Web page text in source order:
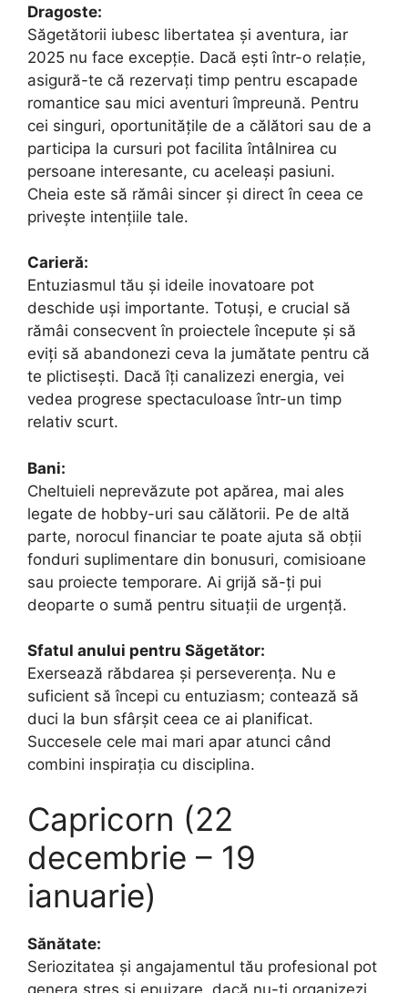
Dragoste:
Săgetătorii iubesc libertatea și aventura, iar
2025 nu face excepție. Dacă ești într-o relație,
asigură-te că rezervați timp pentru escapade
romantice sau mici aventuri împreună. Pentru
cei singuri, oportunitățile de a călători sau de a
participa la cursuri pot facilita întâlnirea cu
persoane interesante, cu aceleași pasiuni.
Cheia este să rămâi sincer și direct în ceea ce
privește intențiile tale.
Carieră:
Entuziasmul tău și ideile inovatoare pot
deschide uși importante. Totuși, e crucial să
rămâi consecvent în proiectele începute și să
eviți să abandonezi ceva la jumătate pentru că
te plictisești. Dacă îți canalizezi energia, vei
vedea progrese spectaculoase într-un timp
relativ scurt.
Bani:
Cheltuieli neprevăzute pot apărea, mai ales
legate de hobby-uri sau călătorii. Pe de altă
parte, norocul financiar te poate ajuta să obții
fonduri suplimentare din bonusuri, comisioane
sau proiecte temporare. Ai grijă să-ți pui
deoparte o sumă pentru situații de urgență.
Sfatul anului pentru Săgetător:
Exersează răbdarea și perseverența. Nu e
suficient să începi cu entuziasm; contează să
duci la bun sfârșit ceea ce ai planificat.
Succesele cele mai mari apar atunci când
combini inspirația cu disciplina.
Capricorn (22
decembrie – 19
ianuarie)
Sănătate:
Seriozitatea și angajamentul tău profesional pot
genera stres și epuizare, dacă nu-ți organizezi